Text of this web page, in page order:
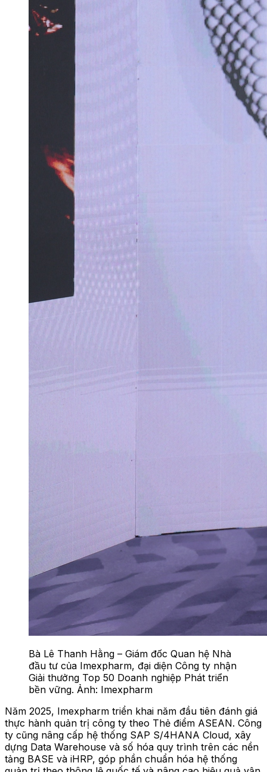
Bà Lê Thanh Hằng – Giám đốc Quan hệ Nhà
đầu tư của Imexpharm, đại diện Công ty nhận
Giải thưởng Top 50 Doanh nghiệp Phát triển
bền vững. Ảnh: Imexpharm
Năm 2025, Imexpharm triển khai năm đầu tiên đánh giá
thực hành quản trị công ty theo Thẻ điểm ASEAN. Công
ty cũng nâng cấp hệ thống SAP S/4HANA Cloud, xây
dựng Data Warehouse và số hóa quy trình trên các nền
tảng BASE và iHRP, góp phần chuẩn hóa hệ thống